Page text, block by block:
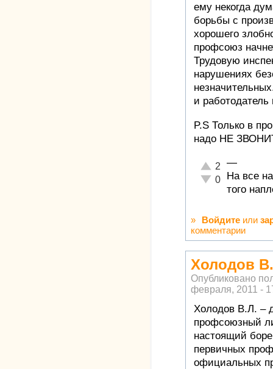
ему некогда
борьбы с
хорошего
профсоюз
Трудовую
нарушениях
и работодатель
P.S Только в
надо НЕ
Отлично!
2
Неадекватно!
0
—
На все
того
» Войдите или
комментарии
Холодов
Опубликовано
февраля, 2011 -
Холодов В.Л. –
профсоюзный
настоящий
первичных
официальных